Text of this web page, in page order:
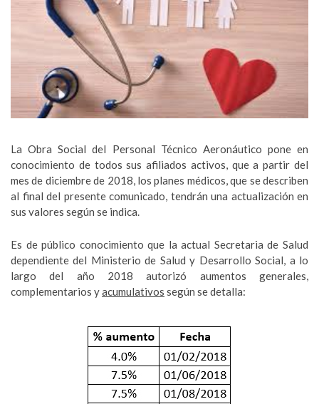
La Obra Social del Personal Técnico Aeronáutico pone en
conocimiento de todos sus afiliados activos, que a partir del
mes de diciembre de 2018, los planes médicos, que se describen
al final del presente comunicado, tendrán una actualización en
sus valores según se indica.
Es de público conocimiento que la actual Secretaria de Salud
dependiente del Ministerio de Salud y Desarrollo Social, a lo
largo del año 2018 autorizó aumentos generales,
complementarios yacumulativos según se detalla: